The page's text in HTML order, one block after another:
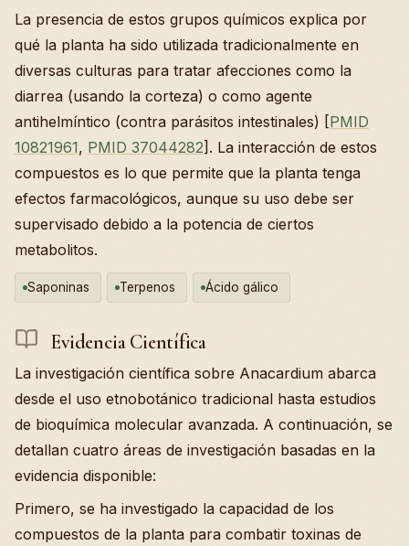
La presencia de estos grupos químicos explica por
qué la planta ha sido utilizada tradicionalmente en
diversas culturas para tratar afecciones como la
diarrea (usando la corteza) o como agente
antihelmíntico (contra parásitos intestinales) [PMID
10821961, PMID 37044282]. La interacción de estos
compuestos es lo que permite que la planta tenga
efectos farmacológicos, aunque su uso debe ser
supervisado debido a la potencia de ciertos
metabolitos.
Saponinas Terpenos Ácido gálico
Evidencia Científica
La investigación científica sobre Anacardium abarca
desde el uso etnobotánico tradicional hasta estudios
de bioquímica molecular avanzada. A continuación, se
detallan cuatro áreas de investigación basadas en la
evidencia disponible:
Primero, se ha investigado la capacidad de los
compuestos de la planta para combatir toxinas de